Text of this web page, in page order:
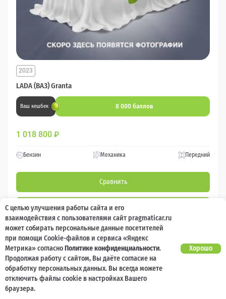
LADA (ВАЗ) Granta
2023
Ваш кешбек 8 000 баллов
1 018 800 ₽
Бензин Механика Передний
Сравнить
Подробнее
Перезвоним за минуту
С целью улучшения работы сайта и его
взаимодействия с пользователями сайт pragmaticar.ru
может собирать персональные данные посетителей
при помощи Cookie-файлов и сервиса «Яндекс
Метрика» согласноПолитике конфиденциальности.
Продолжая работу с сайтом, Вы даёте согласие на
обработку персональных данных. Вы всегда можете
отключить файлы cookie в настройках Вашего
браузера.
Хорошо